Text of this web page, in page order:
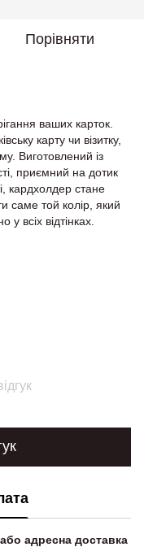
Порівняти
ваших карток.
карту чи візитку,
Виготовлений із
приємний на дотик
кардхолдер стане
саме той колір, який
всіх відтінках.
адресна доставка